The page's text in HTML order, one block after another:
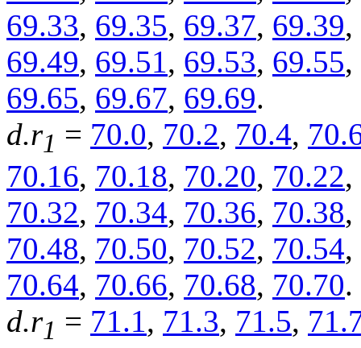
69.33, 69.35, 69.37, 69.39,
69.49, 69.51 , 69.53, 69.55,
69.65, 69.67, 69.69.
d.r1 = 70.0, 70.2, 70.4,
70.16, 70.18, 70.20, 70.22,
70.32, 70.34, 70.36, 70.38,
70.48, 70.50, 70.52, 70.54,
70.64, 70.66, 70.68, 70.70.
d.r1 = 71.1, 71.3, 71.5,